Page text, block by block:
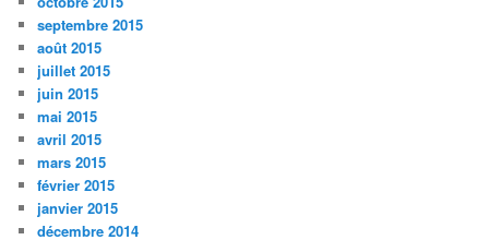
septembre 2015
août 2015
juillet 2015
juin 2015
mai 2015
avril 2015
mars 2015
février 2015
janvier 2015
décembre 2014